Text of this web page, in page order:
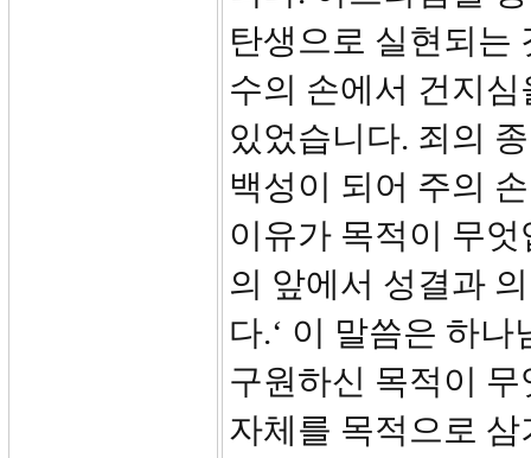
탄생으로 실현되는
수의 손에서 건지
있었습니다. 죄의
백성이 되어 주의
이유가 목적이 무엇
의 앞에서 성결과
다.‘ 이 말씀은 하
구원하신 목적이
자체를 목적으로